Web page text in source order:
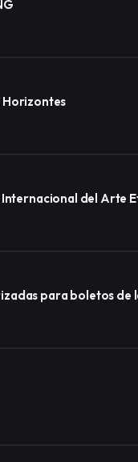
Horizontes
del Arte
para boletos de